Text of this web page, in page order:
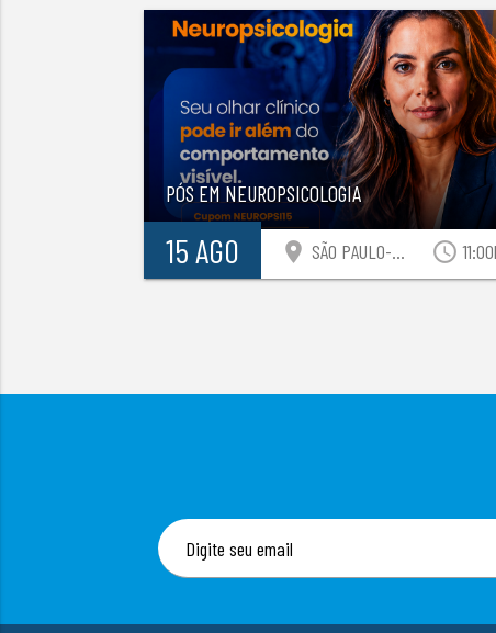
PÓS EM NEUROPSICOLOGIA
15 AGO location_on SÃO PAULO-SP access_time